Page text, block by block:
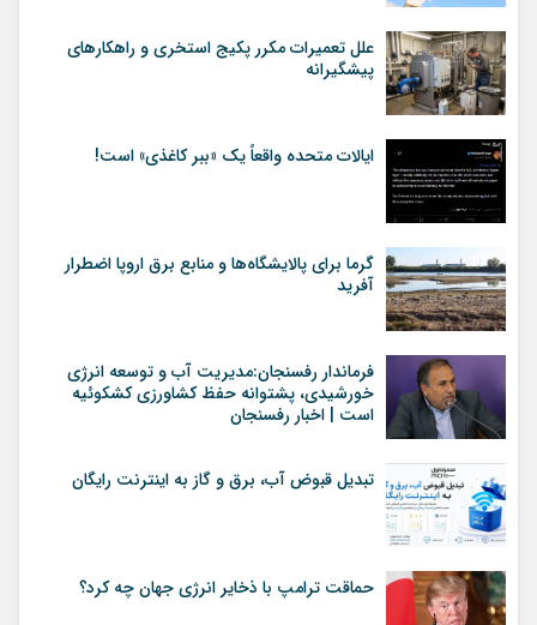
علل تعمیرات مکرر پکیج استخری و راهکارهای
پیشگیرانه
ایالات متحده واقعاً یک «ببر کاغذی» است!
گرما برای پالایشگاه‌ها و منابع برق اروپا اضطرار
آفرید
فرماندار رفسنجان:مدیریت آب و توسعه انرژی
خورشیدی، پشتوانه حفظ کشاورزی کشکوئیه
است | اخبار رفسنجان
تبدیل قبوض آب، برق و گاز به اینترنت رایگان
حماقت ترامپ با ذخایر انرژی جهان چه کرد؟